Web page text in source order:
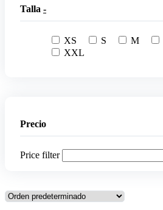
Talla -
XS S M
XXL
Precio
Price filter